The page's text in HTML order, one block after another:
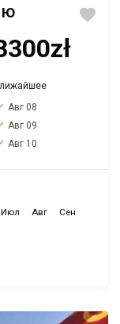
Авг 08
Авг 09
Авг 10
Июл Авг
Сен